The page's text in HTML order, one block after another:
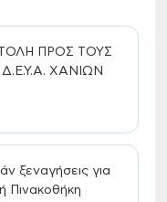
ΠΡΟΣ ΤΟΥΣ
ΧΑΝΙΩΝ
ξεναγήσεις για
Πινακοθήκη